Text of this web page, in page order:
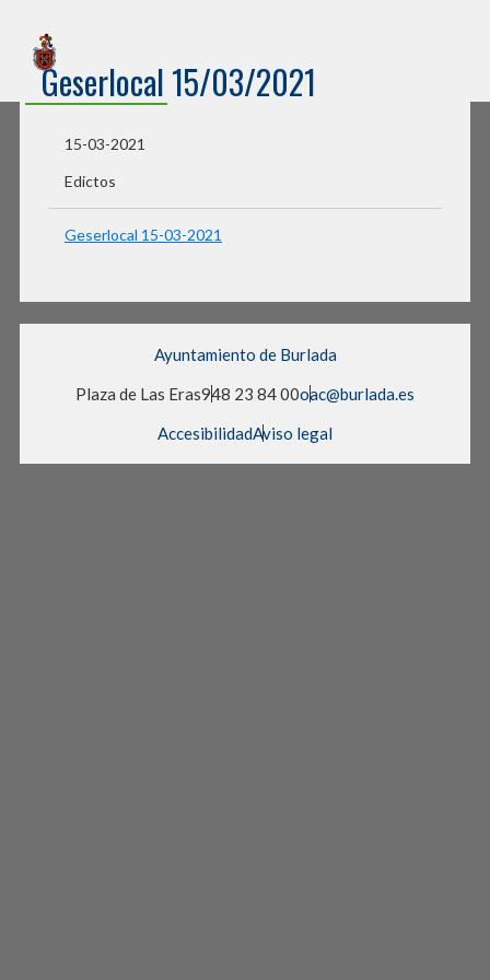
Ayuntamiento de Burlada
Geserlocal 15/03/2021
15-03-2021
Edictos
Geserlocal 15-03-2021
Ayuntamiento de Burlada
Plaza de Las Eras948 23 84 00oac@burlada.es
AccesibilidadAviso legal